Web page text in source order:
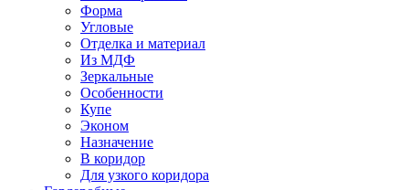
Форма
Угловые
Отделка и материал
Из МДФ
Зеркальные
Особенности
Купе
Эконом
Назначение
В коридор
Для узкого коридора